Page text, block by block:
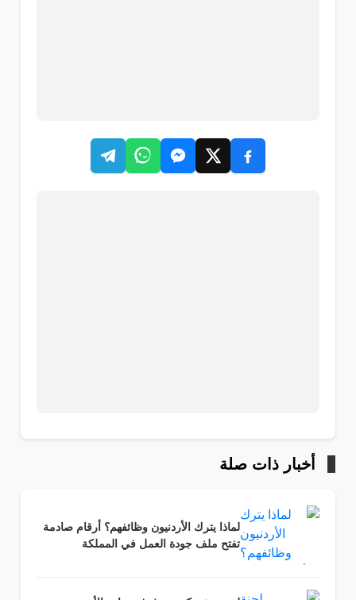
أخبار ذات صلة
لماذا يترك الأردنيون وظائفهم؟ أرقام صادمة
تفتح ملف جودة العمل في المملكة